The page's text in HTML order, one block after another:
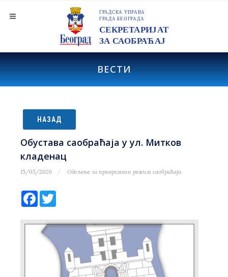
ВЕСТИ
НАЗАД
Обустава саобраћаја у ул. Митков
кладенац
15/05/2026 Одељење за привремени режим саобраћаја
Facebook